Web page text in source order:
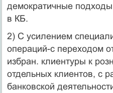
демократичные
в КБ.
2) С усилением
операций-с переходом
избран. клиентуры к
отдельных клиентов, с
банковской